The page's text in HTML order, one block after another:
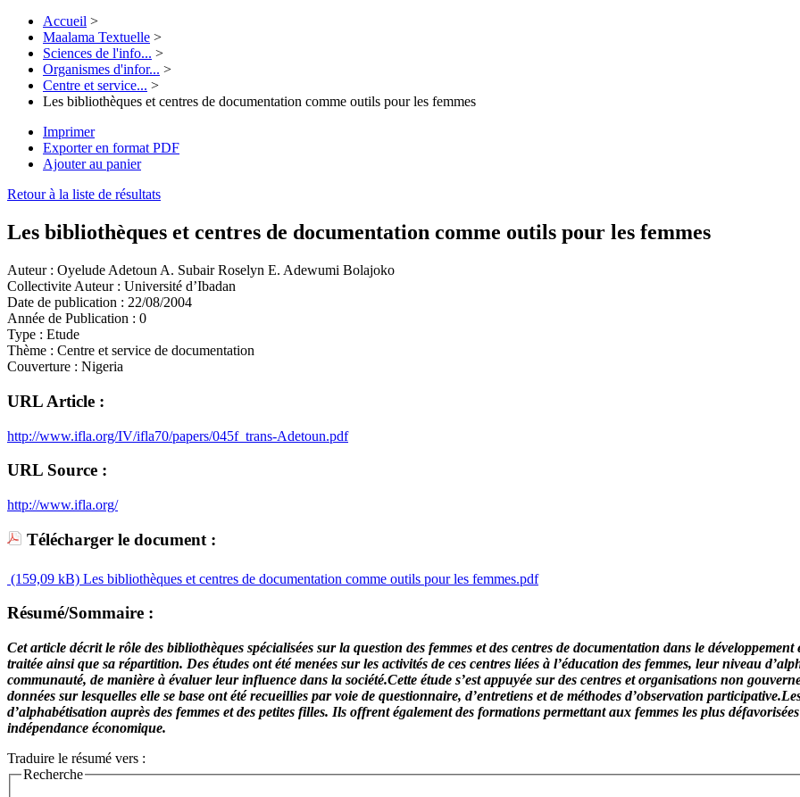
Accueil >
Maalama Textuelle >
Sciences de l'info... >
Organismes d'infor... >
Centre et service... >
Les bibliothèques et centres de documentation comme outils pour les femmes
Imprimer
Exporter en format PDF
Ajouter au panier
Retour à la liste de résultats
Les bibliothèques et centres de documentation comme outils pour les femmes
Auteur : Oyelude Adetoun A. Subair Roselyn E. Adewumi Bolajoko
Collectivite Auteur : Université d’Ibadan
Date de publication : 22/08/2004
Année de Publication : 0
Type : Etude
Thème : Centre et service de documentation
Couverture : Nigeria
URL Article :
http://www.ifla.org/IV/ifla70/papers/045f_trans-Adetoun.pdf
URL Source :
http://www.ifla.org/
Télécharger le document :
(159,09 kB) Les bibliothèques et centres de documentation comme outils pour les femmes.pdf
Résumé/Sommaire :
Cet article décrit le rôle des bibliothèques spécialisées sur la question des femmes et des centres de documentation dans le
traitée ainsi que sa répartition. Des études ont été menées sur les activités de ces centres liées à l’éducation des femmes, leur niveau
communauté, de manière à évaluer leur influence dans la société.Cette étude s’est appuyée sur des centres et organisations non
données sur lesquelles elle se base ont été recueillies par voie de questionnaire, d’entretiens et de méthodes d’observation
d’alphabétisation auprès des femmes et des petites filles. Ils offrent également des formations permettant aux femmes les plus
indépendance économique.
Traduire le résumé vers :
Recherche